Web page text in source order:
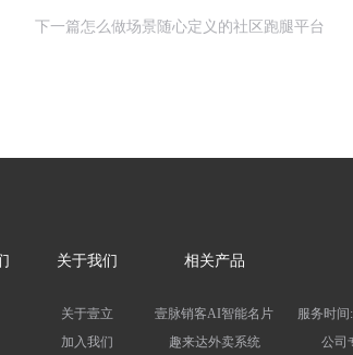
下一篇怎么做场景随心定义的社区跑腿平台
关于我们
关于壹立
加入我们
相关产品
壹脉销客AI智能名片
趣来达外卖系统
服务时间:
公司